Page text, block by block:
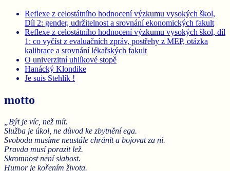
Reflexe z celostátního hodnocení výzkumu vysokých škol,
Díl 2: gender, udržitelnost a srovnání ekonomických fakult
Reflexe z celostátního hodnocení výzkumu vysokých škol, díl
1: co vyčíst z evaluačních zpráv, postřehy z MEP, otázka
kalibrace a srovnání lékařských fakult
O univerzitní uhlíkové stopě
Hanácký Klondike
Je suis Stehlík !
motto
„Být je víc, než mít.
Služba je úkol, ne důvod ke zbytnění ega.
Svobodu musíme neustále chránit a bojovat za ni.
Pravda musí porazit lež.
Skromnost není slabost.
Humor je kořením života.